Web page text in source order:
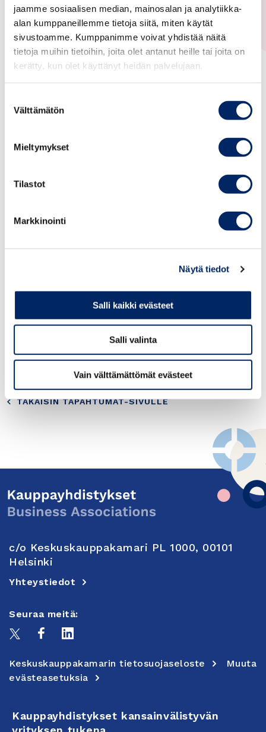
jaamme sosiaalisen median, mainosalan ja analytiikka-
alan kumppaneillemme tietoja siitä, miten käytät
sivustoamme. Kumppanimme voivat yhdistää näitä
tietoja muihin tietoihin, joita olet antanut heille tai joita on
kerätty, kun olet käyttänyt heidän palvelujaan.
valinta
Välttämätön
Mieltymykset
Tilastot
Markkinointi
Näytä tiedot
Salli kaikki evästeet
Salli valinta
Vain välttämättömät evästeet
30.09.2024
V European Investment Forum
in Uruguay - Virtual Event -
30.09.-01.10.2024
TAKAISIN TAPAHTUMAT-SIVULLE
c/o Keskuskauppakamari PL 1000, 00101
Helsinki
Yhteystiedot
Seuraa meitä:
Keskuskauppakamarin tietosuojaseloste
Muuta
evästeasetuksia
Kauppayhdistykset kansainvälistyvän